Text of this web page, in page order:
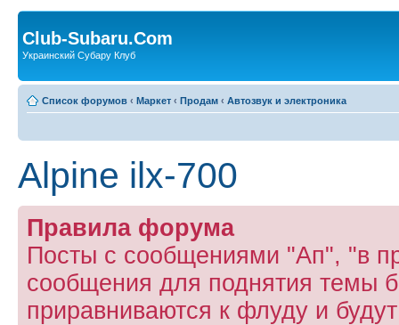
Club-Subaru.Com
Украинский Субару Клуб
Список форумов ‹ Маркет ‹ Продам ‹ Автозвук и электроника
Alpine ilx-700
Правила форума
Посты с сообщениями "Ап", "в
сообщения для поднятия темы
приравниваются к флуду и